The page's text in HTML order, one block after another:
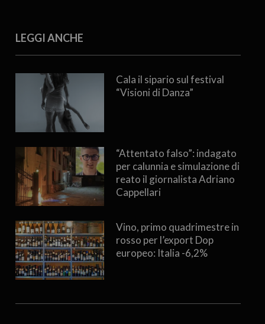
LEGGI ANCHE
Cala il sipario sul festival
“Visioni di Danza”
“Attentato falso”: indagato
per calunnia e simulazione di
reato il giornalista Adriano
Cappellari
Vino, primo quadrimestre in
rosso per l’export Dop
europeo: Italia -6,2%